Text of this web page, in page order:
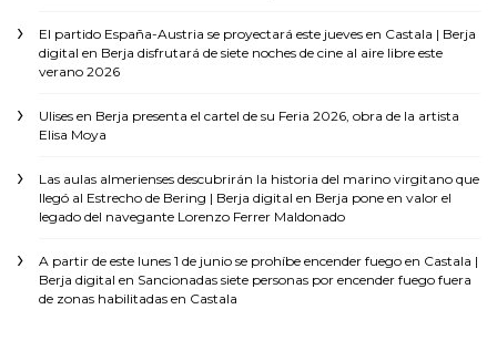
El partido España-Austria se proyectará este jueves en Castala | Berja
digital en Berja disfrutará de siete noches de cine al aire libre este
verano 2026
Ulises en Berja presenta el cartel de su Feria 2026, obra de la artista
Elisa Moya
Las aulas almerienses descubrirán la historia del marino virgitano que
llegó al Estrecho de Bering | Berja digital en Berja pone en valor el
legado del navegante Lorenzo Ferrer Maldonado
A partir de este lunes 1 de junio se prohíbe encender fuego en Castala |
Berja digital en Sancionadas siete personas por encender fuego fuera
de zonas habilitadas en Castala